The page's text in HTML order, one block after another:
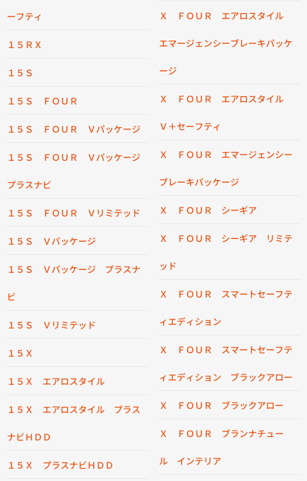
ーフティ
１５ＲＸ
１５Ｓ
１５Ｓ ＦＯＵＲ
１５Ｓ ＦＯＵＲ Ｖパッケージ
１５Ｓ ＦＯＵＲ Ｖパッケージ
プラスナビ
１５Ｓ ＦＯＵＲ Ｖリミテッド
１５Ｓ Ｖパッケージ
１５Ｓ Ｖパッケージ プラスナ
ビ
１５Ｓ Ｖリミテッド
１５Ｘ
１５Ｘ エアロスタイル
１５Ｘ エアロスタイル プラス
ナビＨＤＤ
１５Ｘ プラスナビＨＤＤ
Ｘ ＦＯＵＲ エアロスタイル
エマージェンシーブレーキパッケ
ージ
Ｘ ＦＯＵＲ エアロスタイル
Ｖ＋セーフティ
Ｘ ＦＯＵＲ エマージェンシー
ブレーキパッケージ
Ｘ ＦＯＵＲ シーギア
Ｘ ＦＯＵＲ シーギア リミテ
ッド
Ｘ ＦＯＵＲ スマートセーフテ
ィエディション
Ｘ ＦＯＵＲ スマートセーフテ
ィエディション ブラックアロー
Ｘ ＦＯＵＲ ブラックアロー
Ｘ ＦＯＵＲ ブランナチュー
ル インテリア